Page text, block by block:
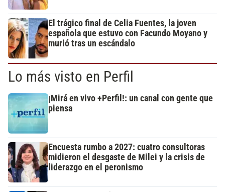
El trágico final de Celia Fuentes, la joven
española que estuvo con Facundo Moyano y
murió tras un escándalo
Lo más visto en Perfil
¡Mirá en vivo +Perfil!: un canal con gente que
piensa
Encuesta rumbo a 2027: cuatro consultoras
midieron el desgaste de Milei y la crisis de
liderazgo en el peronismo